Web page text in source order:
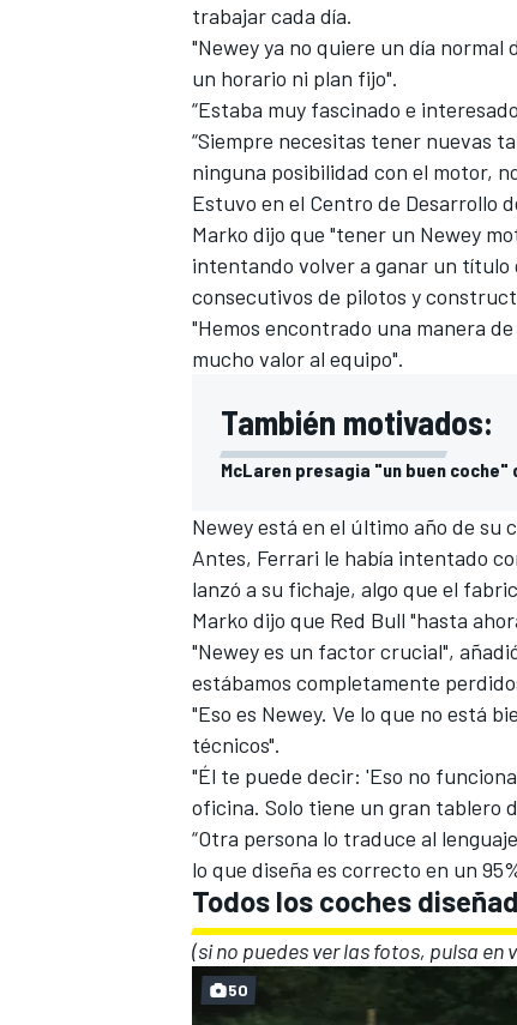
MÁS CATEGORÍAS
trabajar cada día.
"Newey ya no quiere un día
un horario ni plan fijo".
“Estaba muy fascinado e
“Siempre necesitas tener nuevas
ninguna posibilidad con el motor,
Estuvo en el Centro de Desarrollo
Marko dijo que "tener un Newey
intentando volver a ganar un título
consecutivos de pilotos y
"Hemos encontrado una manera
mucho valor al equipo".
También motivados:
McLaren presagia "un buen coche"
Newey está en el último año de su
Antes, Ferrari le había intentado
lanzó a su fichaje, algo que el
Marko dijo que Red Bull "hasta
"Newey es un factor crucial",
estábamos completamente
"Eso es Newey. Ve lo que no está
técnicos".
"Él te puede decir: 'Eso no
oficina. Solo tiene un gran tablero
“Otra persona lo traduce al
lo que diseña es correcto en un
Todos los coches
(si no puedes ver las fotos, pulsa
50